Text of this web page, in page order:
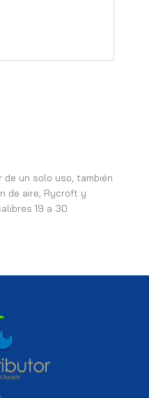
un solo uso, también
de aire, Rycroft y
19 a 30.